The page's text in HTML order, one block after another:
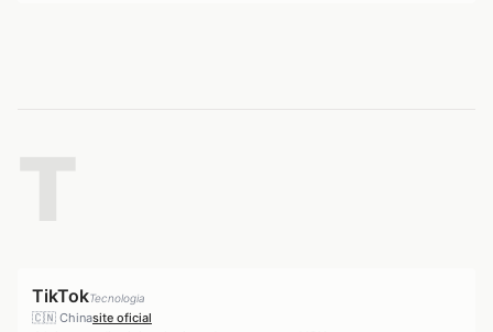
TikTokTecnologia
🇨🇳 Chinasite oficial